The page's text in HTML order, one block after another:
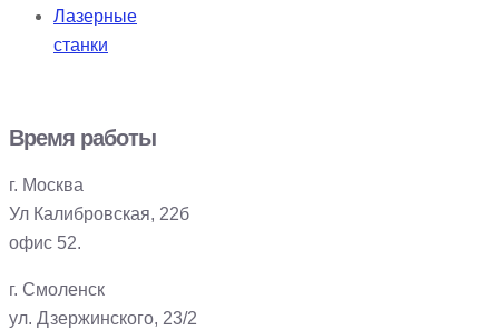
Лазерные
станки
Время работы
г. Москва
Ул Калибровская, 22б
офис 52.
г. Смоленск
ул. Дзержинского, 23/2